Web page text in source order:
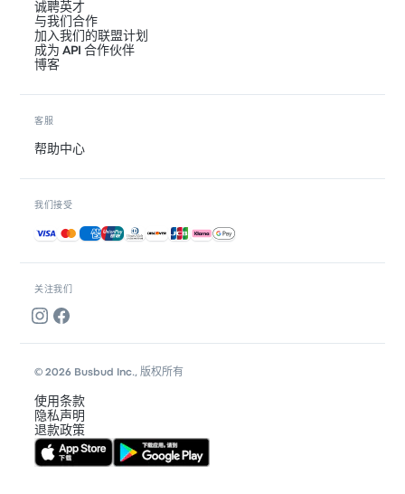
关注我们
诚聘英才
与我们合作
加入我们的联盟计划
成为 API 合作伙伴
博客
客服
帮助中心
我们接受
接受的付款方式
© 2026 Busbud Inc., 版权所有
使用条款
隐私声明
退款政策